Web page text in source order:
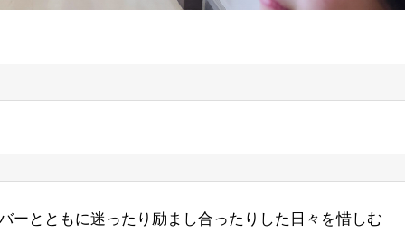
ーとともに迷ったり励まし合ったりした日々を惜しむ